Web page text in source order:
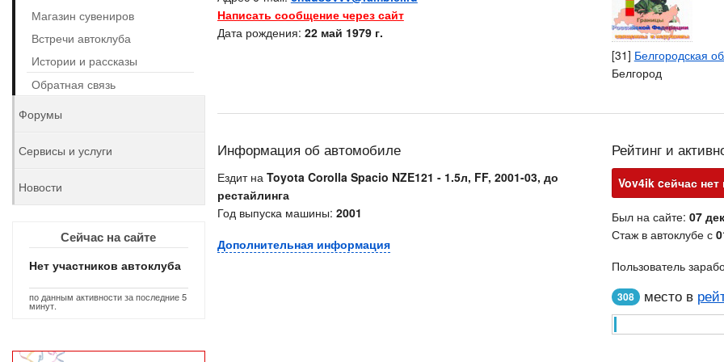
Написать сообщение через сайт
Дата рождения: 22 май 1979 г.
[31] Белгородская
Белгород
Информация об автомобиле
Ездит на Toyota Corolla Spacio NZE121 - 1.5л, FF, 2001-03, до
рестайлинга
Год выпуска машины: 2001
Дополнительная информация
Рейтинг и
Vov4ik cейчас нет
Был на сайте: 07
Стаж в автоклубе с
Пользователь
308 место в
Магазин сувениров
Встречи автоклуба
Истории и рассказы
Обратная связь
Форумы
Сервисы и услуги
Новости
Сейчас на сайте
Нет участников автоклуба
по данным активности за последние 5
минут.